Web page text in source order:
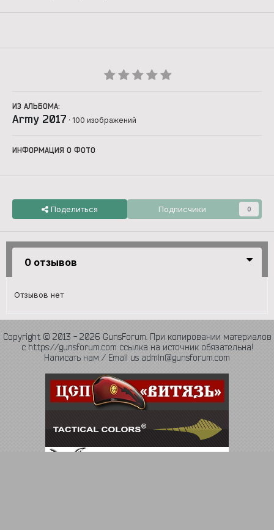
ИЗ АЛЬБОМА:
Army 2017 · 100 изображений
ИНФОРМАЦИЯ О ФОТО
Поделиться Подписчики 0
0 отзывов
Отзывов нет
Copyright © 2013 - 2026 GunsForum. При копировании материалов
с https://gunsforum.com ссылка на источник обязательна!
Написать нам / Email us admin@gunsforum.com